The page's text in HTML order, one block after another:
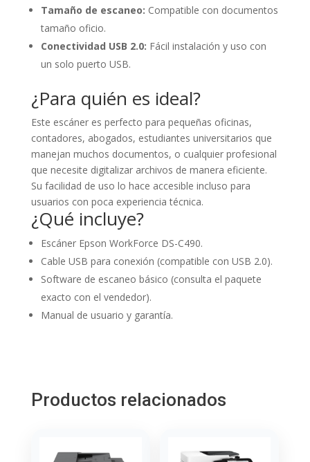
Tamaño de escaneo: Compatible con documentos
tamaño oficio.
Conectividad USB 2.0: Fácil instalación y uso con
un solo puerto USB.
¿Para quién es ideal?
Este escáner es perfecto para pequeñas oficinas,
contadores, abogados, estudiantes universitarios que
manejan muchos documentos, o cualquier profesional
que necesite digitalizar archivos de manera eficiente.
Su facilidad de uso lo hace accesible incluso para
usuarios con poca experiencia técnica.
¿Qué incluye?
Escáner Epson WorkForce DS-C490.
Cable USB para conexión (compatible con USB 2.0).
Software de escaneo básico (consulta el paquete
exacto con el vendedor).
Manual de usuario y garantía.
Productos relacionados